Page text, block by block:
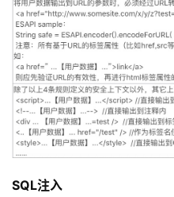
SQL注入